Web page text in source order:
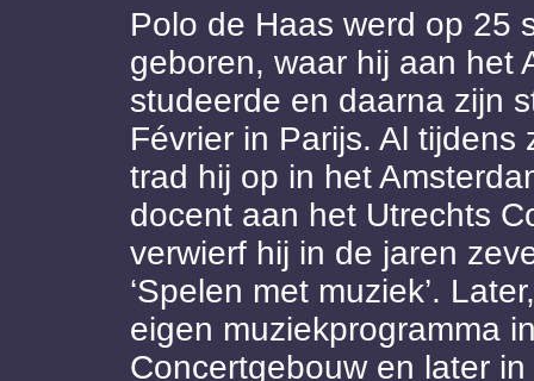
Polo de Haas werd op 25
geboren, waar hij aan het
studeerde en daarna zijn
Février in Parijs. Al
trad hij op in het
docent aan het Utrechts
verwierf hij in de jaren
‘Spelen met muziek’.
eigen muziekprogramma
Concertgebouw en later